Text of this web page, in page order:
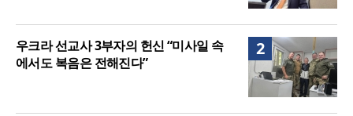
2
우크라 선교사 3부자의 헌신 “미사일 속
에서도 복음은 전해진다”